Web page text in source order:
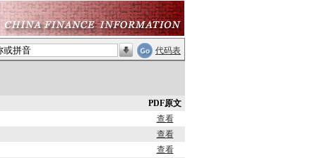
代码表
PDF原文
查看
查看
查看